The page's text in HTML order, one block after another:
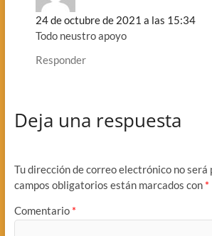
24 de octubre de 2021 a las 15:34
Todo neustro apoyo
Responder
Deja una respuesta
Tu dirección de correo electrónico no será
campos obligatorios están marcados con *
Comentario *